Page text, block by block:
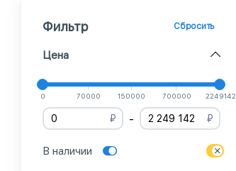
Фильтр Сбросить
Цена
0 70000 150000 700000 2249142
₽ - ₽
В наличии